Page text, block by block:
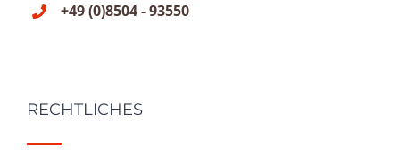
+49 (0)8504 - 93550
RECHTLICHES